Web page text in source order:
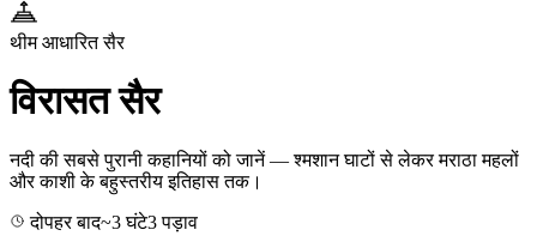
थीम आधारित सैर
विरासत सैर
नदी की सबसे पुरानी कहानियों को जानें — श्मशान घाटों से लेकर मराठा महलों
और काशी के बहुस्तरीय इतिहास तक।
दोपहर बाद~3 घंटे3 पड़ाव